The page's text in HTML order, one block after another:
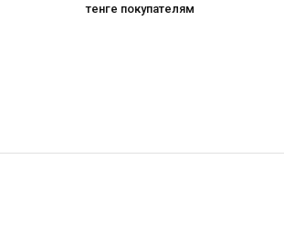
тенге покупателям